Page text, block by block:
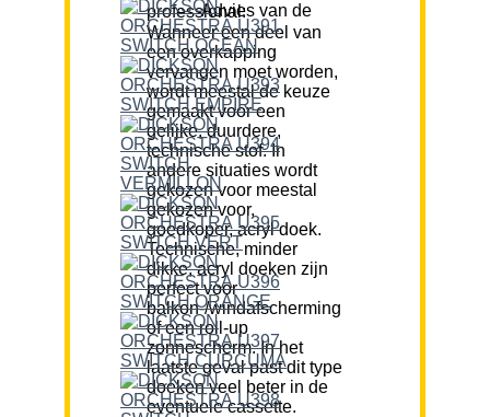
Advies van de professional:
Wanneer een deel van
een overkapping
vervangen moet worden,
wordt meestal de keuze
gemaakt voor een
gelijke, duurdere,
technische stof. In
andere situaties wordt
gekozen voor meestal
gekozen voor,
goedkoper, acryl doek.
Technische, minder
dikke, acryl doeken zijn
perfect voor
balkon-/windafscherming
of een roll-up
zonnescherm. In het
laatste geval past dit type
doeken veel beter in de
eventuele cassette.